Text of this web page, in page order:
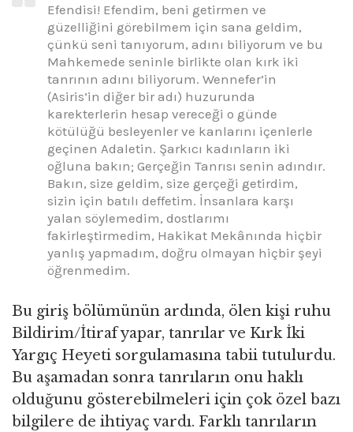
Efendisi! Efendim, beni getirmen ve
güzelliğini görebilmem için sana geldim,
çünkü seni tanıyorum, adını biliyorum ve bu
Mahkemede seninle birlikte olan kırk iki
tanrının adını biliyorum. Wennefer’in
(Asiris’in diğer bir adı) huzurunda
karekterlerin hesap vereceği o günde
kötülüğü besleyenler ve kanlarını içenlerle
geçinen Adaletin. Şarkıcı kadınların iki
oğluna bakın; Gerçeğin Tanrısı senin adındır.
Bakın, size geldim, size gerçeği getirdim,
sizin için batılı deffetim. İnsanlara karşı
yalan söylemedim, dostlarımı
fakirleştirmedim, Hakikat Mekânında hiçbir
yanlış yapmadım, doğru olmayan hiçbir şeyi
öğrenmedim.
Bu giriş bölümünün ardında, ölen kişi ruhu
Bildirim/İtiraf yapar, tanrılar ve Kırk İki
Yargıç Heyeti sorgulamasına tabii tutulurdu.
Bu aşamadan sonra tanrıların onu haklı
olduğunu gösterebilmeleri için çok özel bazı
bilgilere de ihtiyaç vardı. Farklı tanrıların